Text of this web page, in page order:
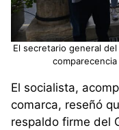
El secretario general
El socialista,
comarca, reseñó
respaldo firme del